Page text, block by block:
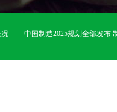
中国制造2025规划全部发布 制